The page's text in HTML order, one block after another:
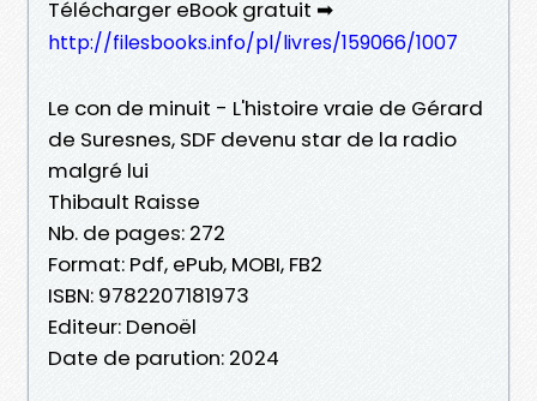
Télécharger eBook gratuit ➡
http://filesbooks.info/pl/livres/159066/1007
Le con de minuit - L'histoire vraie de Gérard
de Suresnes, SDF devenu star de la radio
malgré lui
Thibault Raisse
Nb. de pages: 272
Format: Pdf, ePub, MOBI, FB2
ISBN: 9782207181973
Editeur: Denoël
Date de parution: 2024